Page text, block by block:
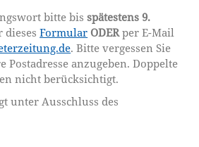
bitte bisspätestens 9.
diesesFormular ODERper E-Mail
. Bitte vergessen Sie
Postadresse anzugeben. Doppelte
nicht berücksichtigt.
unter Ausschluss des